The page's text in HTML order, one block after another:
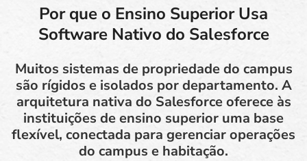
Por que o Ensino Superior Usa
Software Nativo do Salesforce
Muitos sistemas de propriedade do campus
são rígidos e isolados por departamento. A
arquitetura nativa do Salesforce oferece às
instituições de ensino superior uma base
flexível, conectada para gerenciar operações
do campus e habitação.